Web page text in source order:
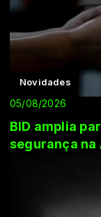
Novidades
05/08/2026
BID amplia
segurança na